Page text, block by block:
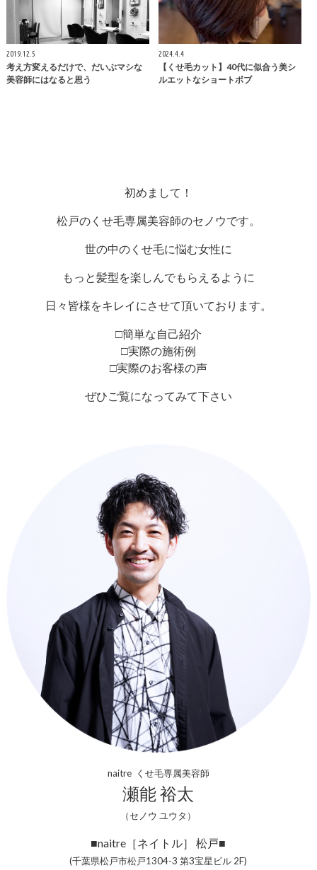
2019.12.5
考え方変えるだけで、だいぶマシな
美容師にはなると思う
2024.4.4
【くせ毛カット】40代に似合う美シ
ルエットなショートボブ
初めまして！
松戸のくせ毛専属美容師のセノウです。
世の中のくせ毛に悩む女性に
もっと髪型を楽しんでもらえるように
日々皆様をキレイにさせて頂いております。
□簡単な自己紹介
□実際の施術例
□実際のお客様の声
ぜひご覧になってみて下さい
naitre くせ毛専属美容師
瀬能 裕太
（セノウ ユウタ）
■naitre［ネイトル］ 松戸■
(千葉県松戸市松戸1304-3 第3宝星ビル 2F)